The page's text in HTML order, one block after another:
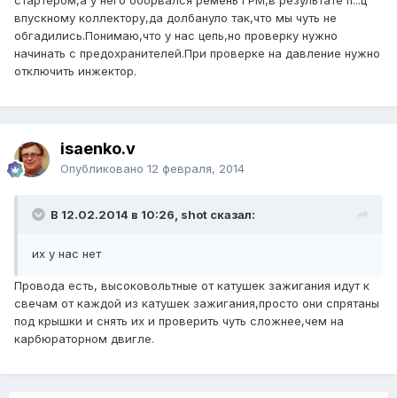
впускному коллектору,да долбануло так,что мы чуть не
обгадились.Понимаю,что у нас цепь,но проверку нужно
начинать с предохранителей.При проверке на давление нужно
отключить инжектор.
isaenko.v
Опубликовано 12 февраля, 2014
В 12.02.2014 в 10:26, shot сказал:
их у нас нет
Провода есть, высоковольтные от катушек зажигания идут к
свечам от каждой из катушек зажигания,просто они спрятаны
под крышки и снять их и проверить чуть сложнее,чем на
карбюраторном двигле.